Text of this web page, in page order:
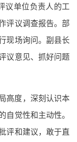
议单位负责人的工
评议调查报告。部
现场询问。副县长
议意见、抓好问题
高度，深刻认识本
自觉性和主动性。
评和建议，敢于直